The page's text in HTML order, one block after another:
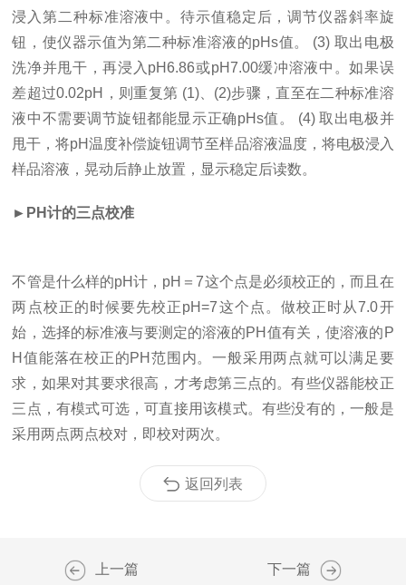
浸入第二种标准溶液中。待示值稳定后，调节仪器斜率旋
钮，使仪器示值为第二种标准溶液的pHs值。 (3) 取出电极
洗净并甩干，再浸入pH6.86或pH7.00缓冲溶液中。如果误
差超过0.02pH，则重复第 (1)、(2)步骤，直至在二种标准溶
液中不需要调节旋钮都能显示正确pHs值。 (4) 取出电极并
甩干，将pH温度补偿旋钮调节至样品溶液温度，将电极浸入
样品溶液，晃动后静止放置，显示稳定后读数。
►PH计的三点校准
不管是什么样的pH计，pH＝7这个点是必须校正的，而且在
两点校正的时候要先校正pH=7这个点。做校正时从7.0开
始，选择的标准液与要测定的溶液的PH值有关，使溶液的P
H值能落在校正的PH范围内。一般采用两点就可以满足要
求，如果对其要求很高，才考虑第三点的。有些仪器能校正
三点，有模式可选，可直接用该模式。有些没有的，一般是
采用两点两点校对，即校对两次。
返回列表
上一篇 下一篇